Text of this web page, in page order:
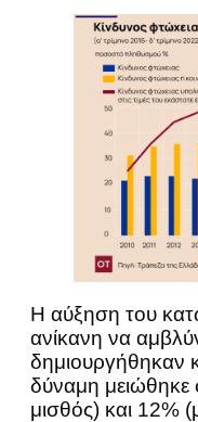
Η αύξηση του
ανίκανη να
δημιουργήθηκαν
δύναμη
μισθός) και 12%